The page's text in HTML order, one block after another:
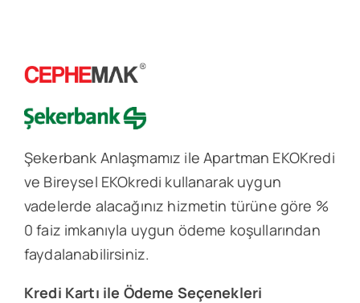
Şekerbank Anlaşmamız ile Apartman EKOKredi
ve Bireysel EKOkredi kullanarak uygun
vadelerde alacağınız hizmetin türüne göre %
0 faiz imkanıyla uygun ödeme koşullarından
faydalanabilirsiniz.
Kredi Kartı ile Ödeme Seçenekleri